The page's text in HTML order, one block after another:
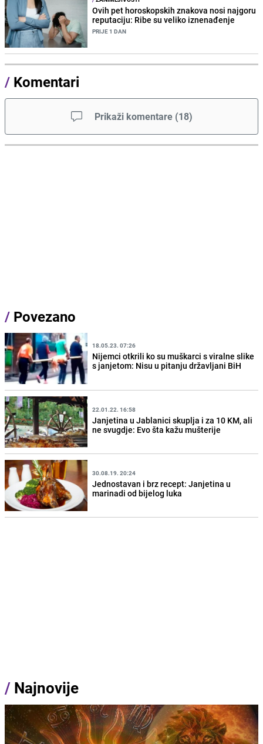
Ovih pet horoskopskih znakova nosi najgoru
reputaciju: Ribe su veliko iznenađenje
PRIJE 1 DAN
/ Komentari
Prikaži komentare (18)
/ Povezano
18.05.23. 07:26
Nijemci otkrili ko su muškarci s viralne slike
s janjetom: Nisu u pitanju državljani BiH
22.01.22. 16:58
Janjetina u Jablanici skuplja i za 10 KM, ali
ne svugdje: Evo šta kažu mušterije
30.08.19. 20:24
Jednostavan i brz recept: Janjetina u
marinadi od bijelog luka
/ Najnovije